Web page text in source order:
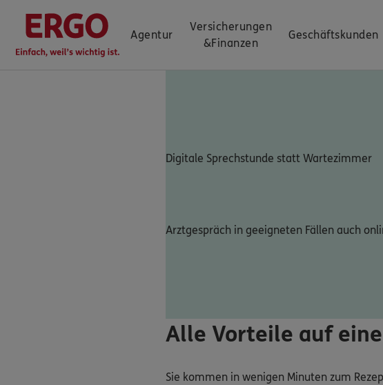
Agentur
Versicherungen
&Finanzen
Geschäftskunden
Digitale Sprechstunde statt Wartezimmer
Arztgespräch in geeigneten Fällen auch
Alle Vorteile auf
Sie kommen in wenigen Minuten zum